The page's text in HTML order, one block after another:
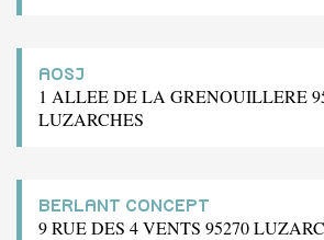
AOSJ
1 ALLEE DE LA GRENOUILLERE
LUZARCHES
BERLANT CONCEPT
9 RUE DES 4 VENTS 95270